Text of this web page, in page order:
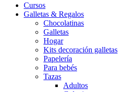
Cursos
Galletas & Regalos
Chocolatinas
Galletas
Hogar
Kits decoración galletas
Papelería
Para bebés
Tazas
Adultos